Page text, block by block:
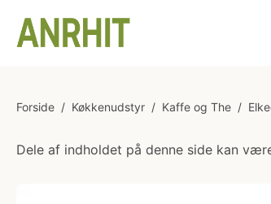
Forside / Køkkenudstyr / Kaffe og The /
Dele af indholdet på denne side kan